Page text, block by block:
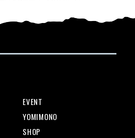
EVENT
YOMIMONO
SHOP